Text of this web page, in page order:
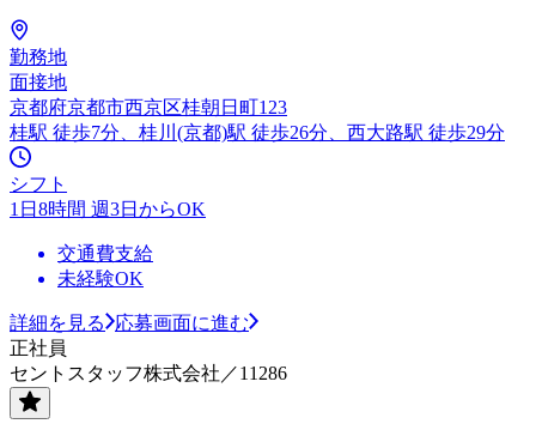
勤務地
面接地
京都府京都市西京区桂朝日町123
桂駅 徒歩7分、桂川(京都)駅 徒歩26分、西大路駅 徒歩29分
シフト
1日8時間 週3日からOK
交通費支給
未経験OK
詳細を見る
応募画面に進む
正社員
セントスタッフ株式会社／11286